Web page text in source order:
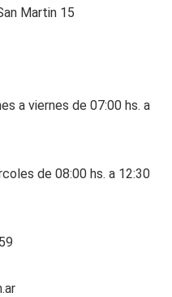
Martin 15
a viernes de 07:00 hs. a
de 08:00 hs. a 12:30